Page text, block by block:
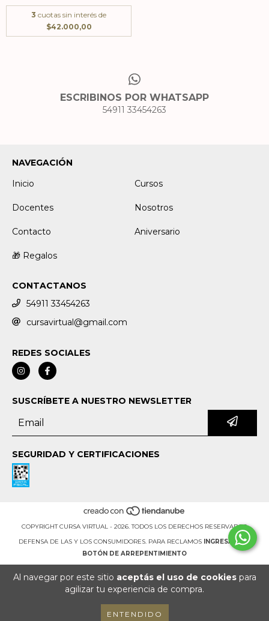
Al navegar por este sitio aceptás el uso de cookiespara
agilizar tu experiencia de compra.
ENTENDIDO
3 cuotas sin interés de
$42.000,00
ESCRIBINOS POR WHATSAPP
54911 33454263
NAVEGACIÓN
Inicio
Cursos
Docentes Nosotros
Contacto Aniversario
🎁 Regalos
CONTACTANOS
54911 33454263
cursavirtual@gmail.com
REDES SOCIALES
SUSCRÍBETE A NUESTRO NEWSLETTER
SEGURIDAD Y CERTIFICACIONES
COPYRIGHT CURSA VIRTUAL - 2026. TODOS LOS DERECHOS RESERVADOS.
DEFENSA DE LAS Y LOS CONSUMIDORES. PARA RECLAMOS
INGRESÁ ACÁ.
BOTÓN DE ARREPENTIMIENTO